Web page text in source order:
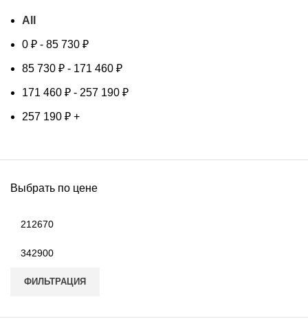
All
0 ₽ - 85 730 ₽
85 730 ₽ - 171 460 ₽
171 460 ₽ - 257 190 ₽
257 190 ₽ +
Выбрать по цене
ФИЛЬТРАЦИЯ